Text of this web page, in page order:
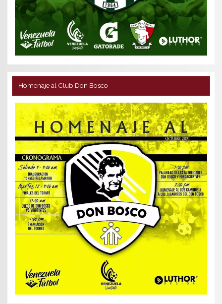
Homenaje al Club Don Bosco